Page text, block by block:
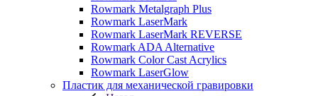
Rowmark Metalgraph Plus
Rowmark LaserMark
Rowmark LaserMark REVERSE
Rowmark ADA Alternative
Rowmark Color Cast Acrylics
Rowmark LaserGlow
Пластик для механической гравировки